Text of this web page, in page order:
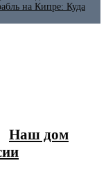
на Кипре: Куда
Наш дом